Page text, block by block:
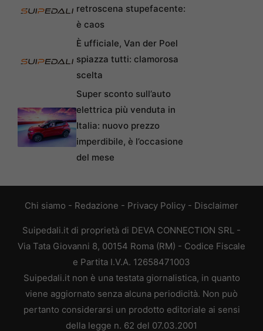
retroscena stupefacente:
è caos
È ufficiale, Van der Poel
spiazza tutti: clamorosa
scelta
Super sconto sull’auto
elettrica più venduta in
Italia: nuovo prezzo
imperdibile, è l’occasione
del mese
Chi siamo - Redazione - Privacy Policy - Disclaimer
Suipedali.it di proprietà di DEVA CONNECTION SRL -
Via Tata Giovanni 8, 00154 Roma (RM) - Codice Fiscale
e Partita I.V.A. 12658471003
Suipedali.it non è una testata giornalistica, in quanto
viene aggiornato senza alcuna periodicità. Non può
pertanto considerarsi un prodotto editoriale ai sensi
della legge n. 62 del 07.03.2001